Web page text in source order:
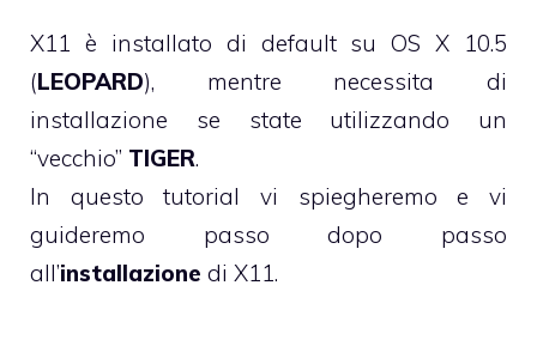
X11 è installato di default su OS X 10.5
(LEOPARD), mentre necessita di
installazione se state utilizzando un
“vecchio” TIGER.
In questo tutorial vi spiegheremo e vi
guideremo passo dopo passo
all’installazione di X11.